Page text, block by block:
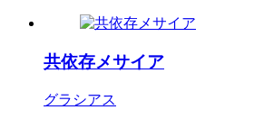
共依存メサイア
グラシアス